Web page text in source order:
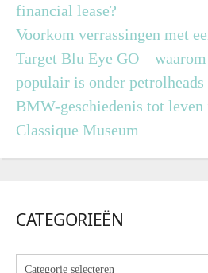
financial lease?
Voorkom verrassingen met
Target Blu Eye GO –
populair is onder petrolheads
BMW-geschiedenis tot leven
Classique Museum
CATEGORIEËN